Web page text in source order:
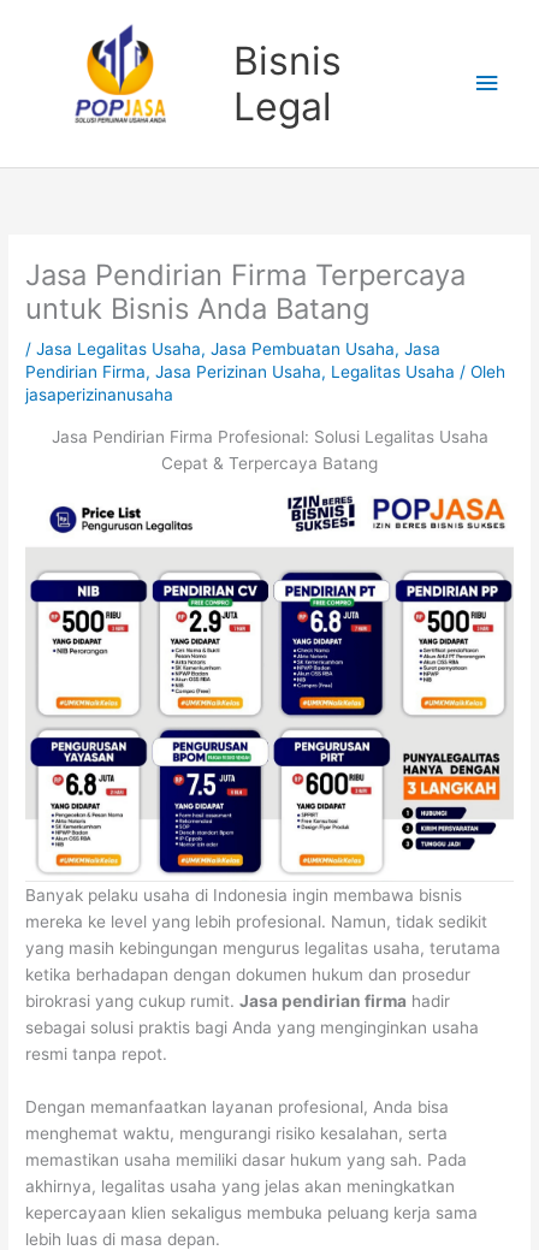
Bisnis
Legal
Jasa Pendirian Firma Terpercaya
untuk Bisnis Anda Batang
/Jasa Legalitas Usaha,Jasa Pembuatan Usaha,Jasa
Pendirian Firma,Jasa Perizinan Usaha, Legalitas Usaha / Oleh
jasaperizinanusaha
Jasa Pendirian Firma Profesional: Solusi Legalitas Usaha
Cepat & Terpercaya Batang
Banyak pelaku usaha di Indonesia ingin membawa bisnis
mereka ke level yang lebih profesional. Namun, tidak sedikit
yang masih kebingungan mengurus legalitas usaha, terutama
ketika berhadapan dengan dokumen hukum dan prosedur
birokrasi yang cukup rumit.Jasa pendirian firma hadir
sebagai solusi praktis bagi Anda yang menginginkan usaha
resmi tanpa repot.
Dengan memanfaatkan layanan profesional, Anda bisa
menghemat waktu, mengurangi risiko kesalahan, serta
memastikan usaha memiliki dasar hukum yang sah. Pada
akhirnya, legalitas usaha yang jelas akan meningkatkan
kepercayaan klien sekaligus membuka peluang kerja sama
lebih luas di masa depan.